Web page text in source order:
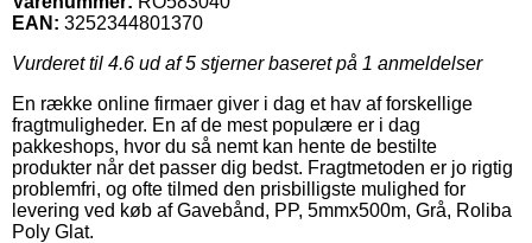
EAN: 3252344801370
Vurderet til 4.6 ud af 5 stjerner baseret på 1 anmeldelser
En række online firmaer giver i dag et hav af forskellige
fragtmuligheder. En af de mest populære er i dag
pakkeshops, hvor du så nemt kan hente de bestilte
produkter når det passer dig bedst. Fragtmetoden er jo rigtig
problemfri, og ofte tilmed den prisbilligste mulighed for
levering ved køb af Gavebånd, PP, 5mmx500m, Grå, Roliba
Poly Glat.